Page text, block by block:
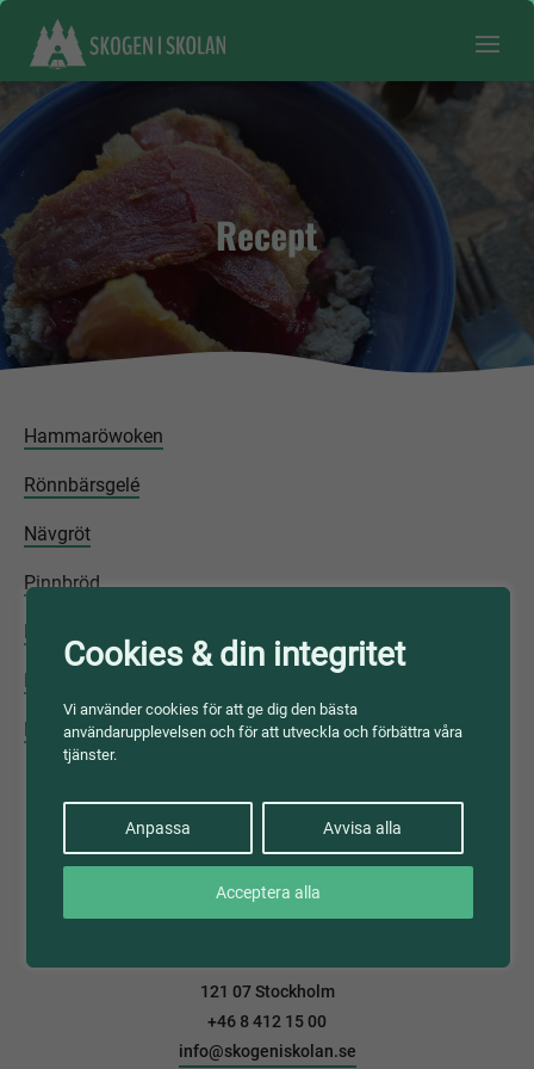
Cookies & din integritet
Vi använder cookies för att ge dig den bästa
användarupplevelsen och för att utveckla och förbättra våra
tjänster.
Anpassa Avvisa alla
Acceptera alla
Recept
Hammaröwoken
Rönnbärsgelé
Nävgröt
Pinnbröd
Blåbärspannkaka
Kolbullar
Hostmedicin och gransirap
Skogen i Skolan
121 07 Stockholm
+46 8 412 15 00
info@skogeniskolan.se